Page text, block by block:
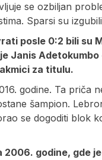
se ozbiljan
Sparsi su
posle 0:2 bili su
Janis
za titulu.
godine. Ta priča
šampion.
se dogoditi blok
2006. godine, gde